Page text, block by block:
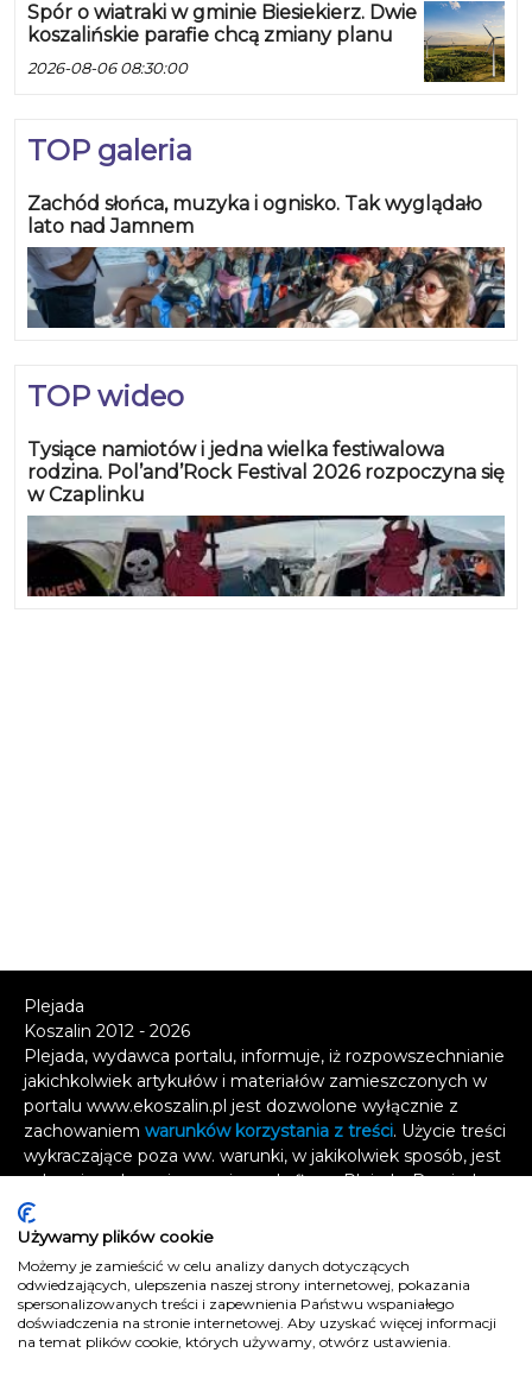
Spór o wiatraki w gminie Biesiekierz. Dwie
koszalińskie parafie chcą zmiany planu
2026-08-06 08:30:00
TOP galeria
Zachód słońca, muzyka i ognisko. Tak wyglądało
lato nad Jamnem
TOP wideo
Tysiące namiotów i jedna wielka festiwalowa
rodzina. Pol’and’Rock Festival 2026 rozpoczyna się
w Czaplinku
Plejada
Koszalin 2012 - 2026
Plejada, wydawca portalu, informuje, iż rozpowszechnianie
jakichkolwiek artykułów i materiałów zamieszczonych w
portalu www.ekoszalin.pl jest dozwolone wyłącznie z
zachowaniem warunków korzystania z treści. Użycie treści
wykraczające poza ww. warunki, w jakikolwiek sposób, jest
zabronione bez pisemnej zgody firmy Plejada. Dowiedz
się, w jaki sposób możesz uzyskać
wykorzystanie treści.
Naruszenie tych zasad jest łamaniem prawa i grozi
odpowiedzialnością karną.
Wszelkie prawa zastrzeżone.
Używamy plików cookie
Możemy je zamieścić w celu analizy danych dotyczących
odwiedzających, ulepszenia naszej strony internetowej, pokazania
spersonalizowanych treści i zapewnienia Państwu wspaniałego
doświadczenia na stronie internetowej. Aby uzyskać więcej informacji
na temat plików cookie, których używamy, otwórz ustawienia.